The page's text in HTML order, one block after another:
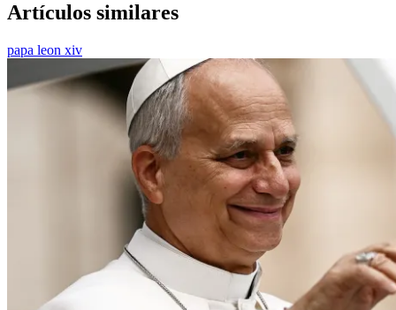
Artículos similares
papa leon xiv